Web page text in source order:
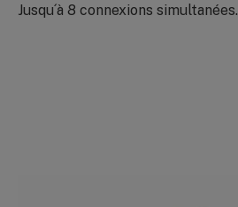
Jusqu´à 8 connexions simultanées.